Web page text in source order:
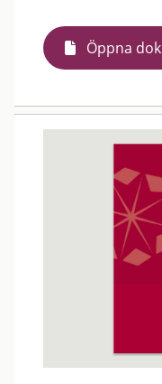
Öppna